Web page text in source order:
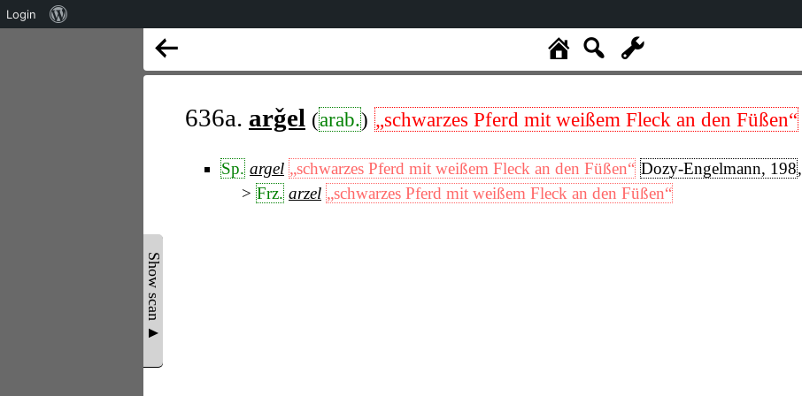
Show scan ▲
636a. arǧel (arab.) „schwarzes Pferd mit weißem Fleck an den Füßen“
Sp. argel „schwarzes Pferd mit weißem Fleck an den Füßen“ Dozy-Engelmann, 198,
Frz. arzel „schwarzes Pferd mit weißem Fleck an den Füßen“
Login